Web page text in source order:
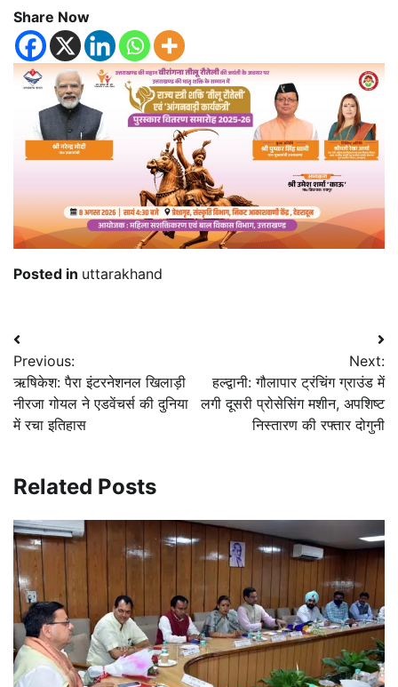
Share Now
Posted in uttarakhand
Post
navigation
Previous:
ऋषिकेश: पैरा इंटरनेशनल खिलाड़ी
नीरजा गोयल ने एडवेंचर्स की दुनिया
में रचा इतिहास
Next:
हल्द्वानी: गौलापार ट्रंचिंग ग्राउंड में
लगी दूसरी प्रोसेसिंग मशीन, अपशिष्ट
निस्तारण की रफ्तार दोगुनी
Related Posts